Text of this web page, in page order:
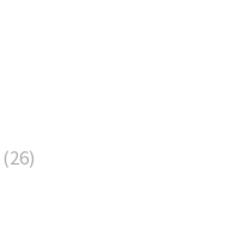
(26)